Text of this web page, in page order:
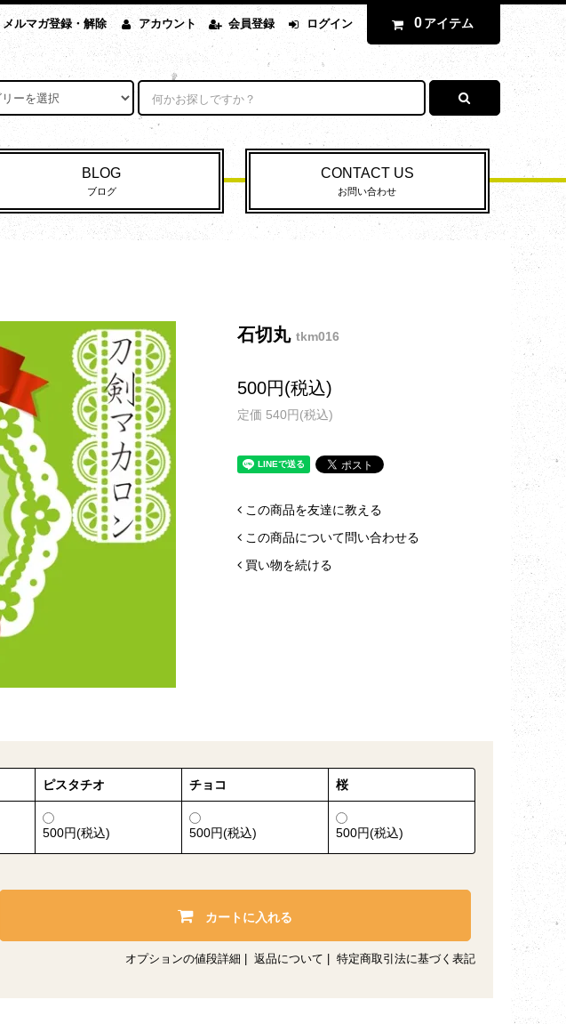
メルマガ登録・解除 アカウント 会員登録 ログイン 0 アイテム
BLOG
ブログ
CONTACT US
お問い合わせ
石切丸 tkm016
500円(税込)
定価 540円(税込)
この商品を友達に教える
この商品について問い合わせる
買い物を続ける
ピスタチオ チョコ 桜
500円(税込) 500円(税込) 500円(税込)
カートに入れる
オプションの値段詳細 返品について 特定商取引法に基づく表記